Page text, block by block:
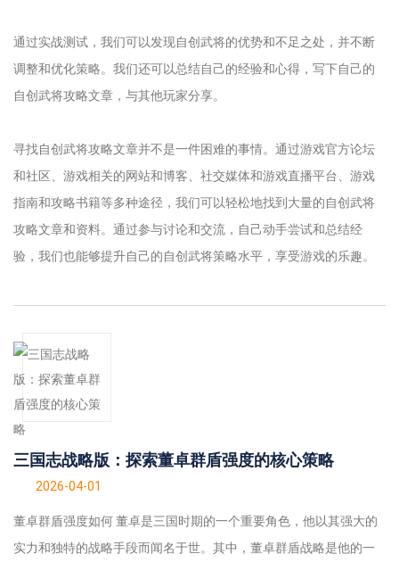
通过实战测试，我们可以发现自创武将的优势和不足之处，并不断
调整和优化策略。我们还可以总结自己的经验和心得，写下自己的
自创武将攻略文章，与其他玩家分享。
寻找自创武将攻略文章并不是一件困难的事情。通过游戏官方论坛
和社区、游戏相关的网站和博客、社交媒体和游戏直播平台、游戏
指南和攻略书籍等多种途径，我们可以轻松地找到大量的自创武将
攻略文章和资料。通过参与讨论和交流，自己动手尝试和总结经
验，我们也能够提升自己的自创武将策略水平，享受游戏的乐趣。
三国志战略版：探索董卓群盾强度的核心策略
2026-04-01
董卓群盾强度如何 董卓是三国时期的一个重要角色，他以其强大的
实力和独特的战略手段而闻名于世。其中，董卓群盾战略是他的一